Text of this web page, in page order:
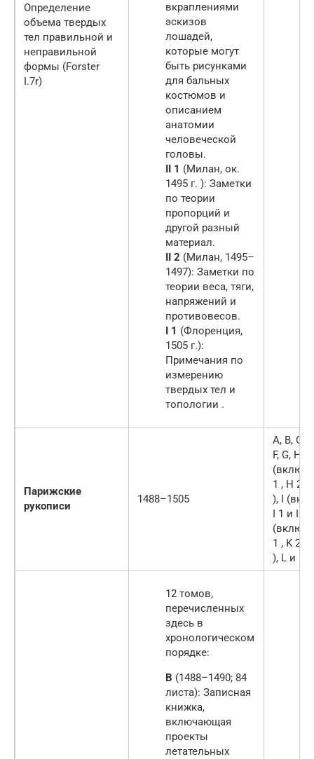
Определение
объема твердых
тел правильной и
неправильной
формы (Forster
I.7r)
вкраплениями
эскизов
лошадей,
которые могут
быть рисунками
для бальных
костюмов и
описанием
анатомии
человеческой
головы.
II 1 (Милан, ок.
1495 г. ): Заметки
по теории
пропорций и
другой разный
материал.
II 2 (Милан, 1495–
1497): Заметки по
теории веса, тяги,
напряжений и
противовесов.
I 1 (Флоренция,
1505 г.):
Примечания по
измерению
твердых тел и
топологии .
Парижские
рукописи
1488–1505
A, B, C,
F, G, H
1 , H 2 и
), I
I 1 и I 2
1 , K 2 и
), L и M
12 томов,
перечисленных
здесь в
хронологическом
порядке:
B (1488–1490; 84
листа): Записная
книжка,
включающая
проекты
летательных